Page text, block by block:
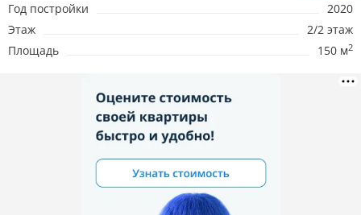
Год постройки
2020
Этаж
2/2 этаж
Площадь
150 м2